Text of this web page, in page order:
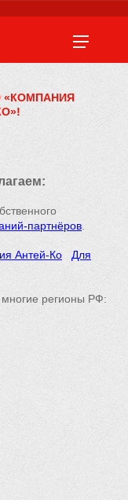
«КОМПАНИЯ
партнёров
Антей-Ко
Для
многие регионы РФ: